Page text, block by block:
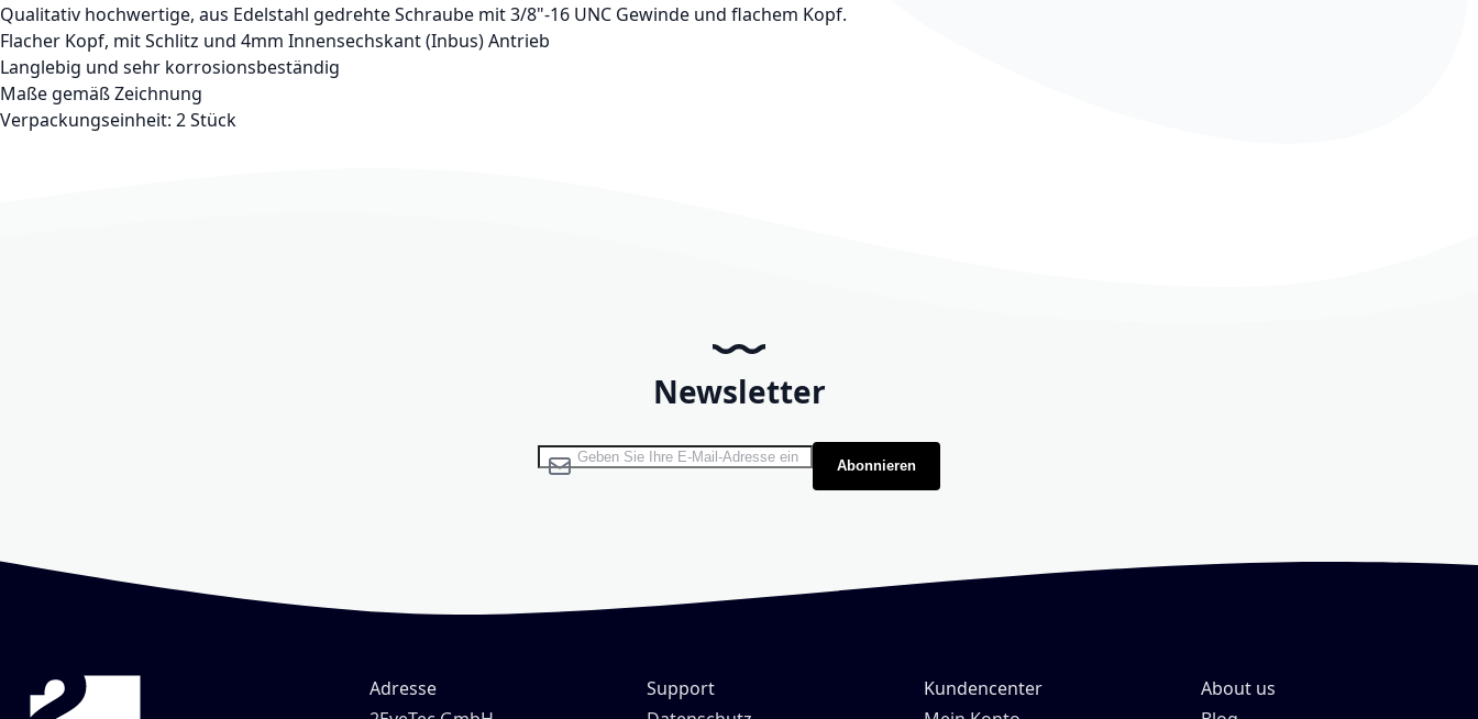
Qualitativ hochwertige, aus Edelstahl gedrehte Schraube mit 3/8"-16 UNC Gewinde und flachem Kopf.
Flacher Kopf, mit Schlitz und 4mm Innensechskant (Inbus) Antrieb
Langlebig und sehr korrosionsbeständig
Maße gemäß Zeichnung
Verpackungseinheit: 2 Stück
Newsletter
Melden Sie sich für unseren Newsletter an:
Abonnieren
Adresse
Support
Kundencenter
About us